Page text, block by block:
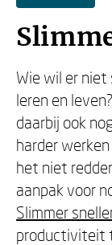
Wie wil er niet
leren en
daarbij ook
harder
het niet
aanpak voor
Slimmer
productiviteit